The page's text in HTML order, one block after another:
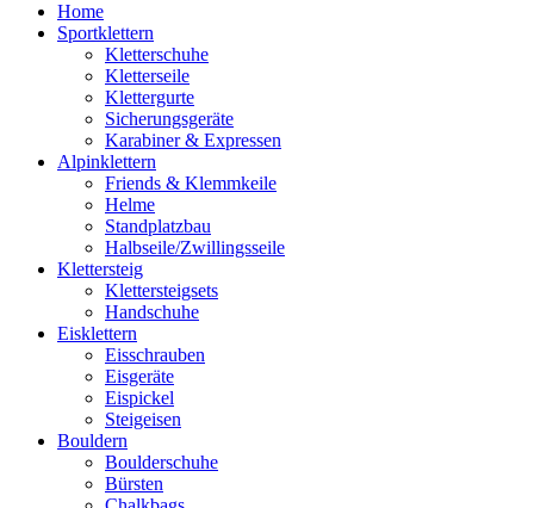
Home
Sportklettern
Kletterschuhe
Kletterseile
Klettergurte
Sicherungsgeräte
Karabiner & Expressen
Alpinklettern
Friends & Klemmkeile
Helme
Standplatzbau
Halbseile/Zwillingsseile
Klettersteig
Klettersteigsets
Handschuhe
Eisklettern
Eisschrauben
Eisgeräte
Eispickel
Steigeisen
Bouldern
Boulderschuhe
Bürsten